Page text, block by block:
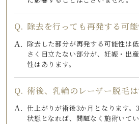
除去を行っても再発する可
除去した部分が再発する可能性は
さく目立たない部分が、妊娠・出
性はあります。
術後、乳輪のレーザー脱毛
仕上がりが術後3か月となります。
状態となれば、問題なく施術いてい